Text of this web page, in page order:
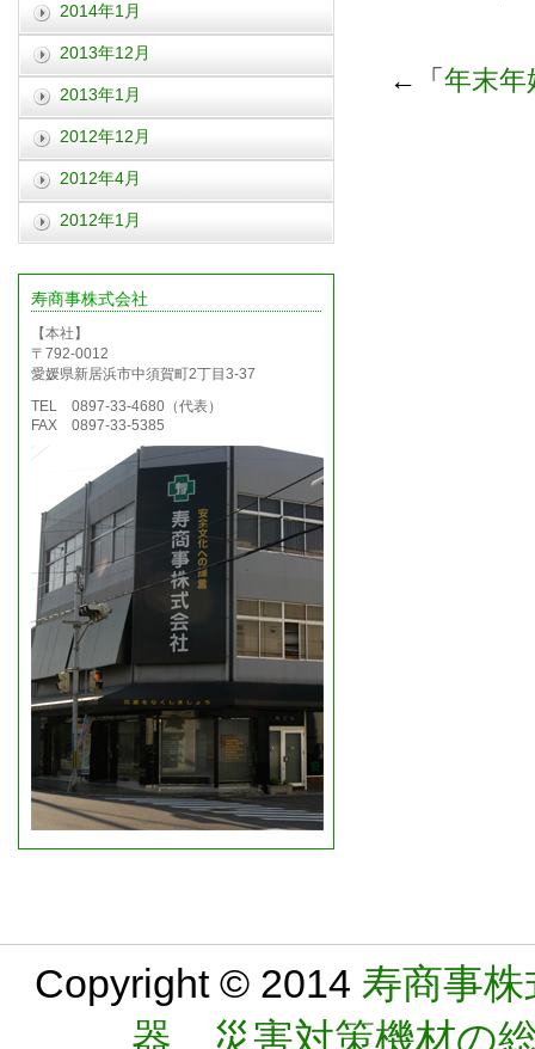
←「年末年
2014年1月
2013年12月
2013年1月
2012年12月
2012年4月
2012年1月
寿商事株式会社
【本社】
〒792-0012
愛媛県新居浜市中須賀町2丁目3-37
TEL 0897-33-4680（代表）
FAX 0897-33-5385
Copyright © 2014 寿商事
器 災害対策機材の